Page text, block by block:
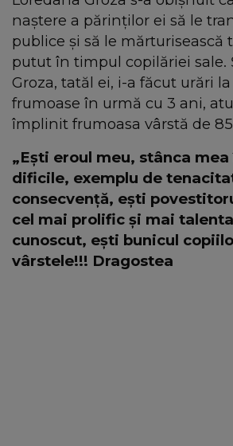
naștere a părinților ei să le
publice și să le mărturisească
putut în timpul copilăriei sale.
Groza, tatăl ei, i-a făcut urări
frumoase în urmă cu 3 ani,
împlinit frumoasa vârstă de
„Ești eroul meu, stânca
dificile, exemplu de
consecvență, ești
cel mai prolific și mai
cunoscut, ești bunicul
vârstele!!! Dragostea